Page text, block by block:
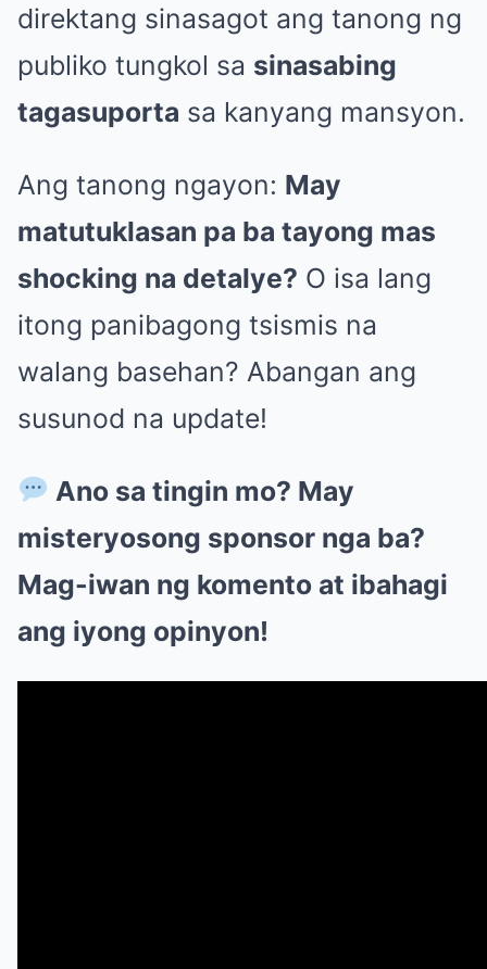
direktang sinasagot ang tanong ng
publiko tungkol sa sinasabing
tagasuporta sa kanyang mansyon.
Ang tanong ngayon: May
matutuklasan pa ba tayong mas
shocking na detalye? O isa lang
itong panibagong tsismis na
walang basehan? Abangan ang
susunod na update!
Ano sa tingin mo? May
misteryosong sponsor nga ba?
Mag-iwan ng komento at ibahagi
ang iyong opinyon!